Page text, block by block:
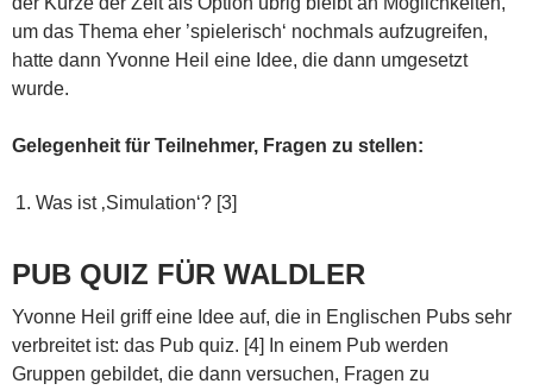
um das Thema eher ’spielerisch‘ nochmals aufzugreifen,
hatte dann Yvonne Heil eine Idee, die dann umgesetzt
wurde.
Gelegenheit für Teilnehmer, Fragen zu stellen:
Was ist ‚Simulation‘? [3]
PUB QUIZ FÜR WALDLER
Yvonne Heil griff eine Idee auf, die in Englischen Pubs sehr
verbreitet ist: das Pub quiz. [4] In einem Pub werden
Gruppen gebildet, die dann versuchen, Fragen zu